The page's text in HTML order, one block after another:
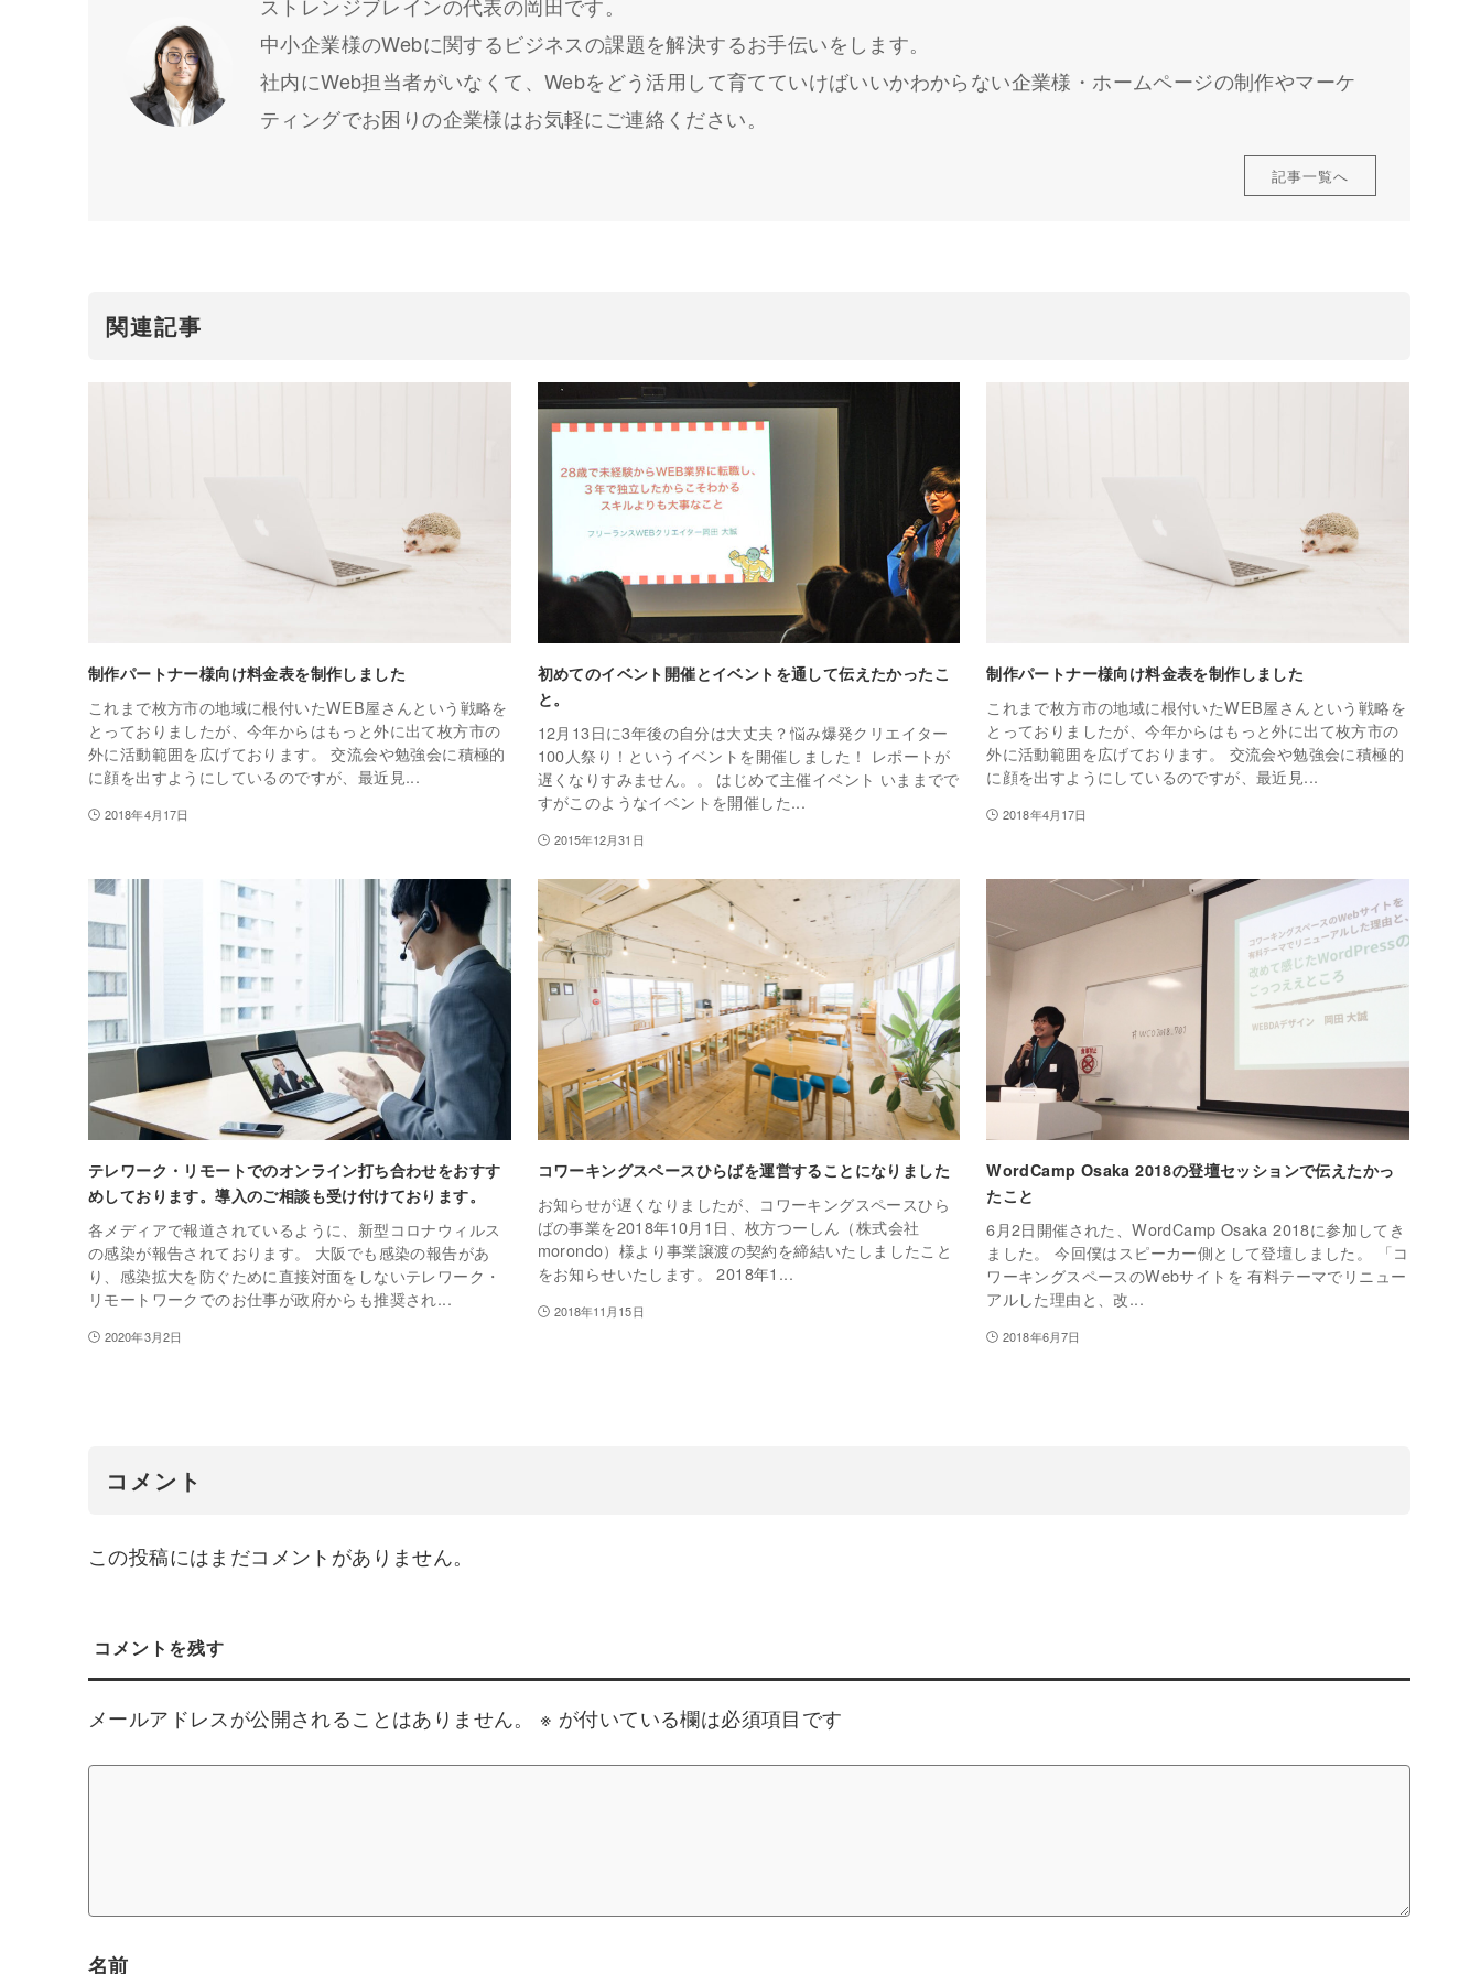
中小企業様のWebに関するビジネスの課題を解決するお手伝いをします。
社内にWeb担当者がいなくて、Webをどう活用して育てていけばいいかわからない企業様・ホームページの制作やマーケ
ティングでお困りの企業様はお気軽にご連絡ください。
記事一覧へ
関連記事
制作パートナー様向け料金表を制作しました
これまで枚方市の地域に根付いたWEB屋さんという戦略を
とっておりましたが、今年からはもっと外に出て枚方市の
外に活動範囲を広げております。 交流会や勉強会に積極的
に顔を出すようにしているのですが、最近見...
2018年4月17日
初めてのイベント開催とイベントを通して伝えたかったこ
と。
12月13日に3年後の自分は大丈夫？悩み爆発クリエイター
100人祭り！というイベントを開催しました！ レポートが
遅くなりすみません。。 はじめて主催イベント いままでで
すがこのようなイベントを開催した...
2015年12月31日
制作パートナー様向け料金表を制作しました
これまで枚方市の地域に根付いたWEB屋さんという戦略を
とっておりましたが、今年からはもっと外に出て枚方市の
外に活動範囲を広げております。 交流会や勉強会に積極的
に顔を出すようにしているのですが、最近見...
2018年4月17日
テレワーク・リモートでのオンライン打ち合わせをおすす
めしております。導入のご相談も受け付けております。
各メディアで報道されているように、新型コロナウィルス
の感染が報告されております。 大阪でも感染の報告があ
り、感染拡大を防ぐために直接対面をしないテレワーク・
リモートワークでのお仕事が政府からも推奨され...
2020年3月2日
コワーキングスペースひらばを運営することになりました
お知らせが遅くなりましたが、コワーキングスペースひら
ばの事業を2018年10月1日、枚方つーしん（株式会社
morondo）様より事業譲渡の契約を締結いたしましたこと
をお知らせいたします。 2018年1...
2018年11月15日
WordCamp Osaka 2018の登壇セッションで伝えたかっ
たこと
6月2日開催された、WordCamp Osaka 2018に参加してき
ました。 今回僕はスピーカー側として登壇しました。 「コ
ワーキングスペースのWebサイトを 有料テーマでリニュー
アルした理由と、改...
2018年6月7日
コメント
この投稿にはまだコメントがありません。
コメントを残す
メールアドレスが公開されることはありません。 ※ が付いている欄は必須項目です
名前